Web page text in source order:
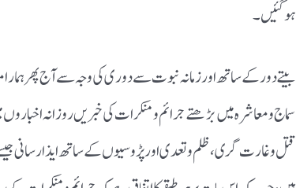
ہوگئیں۔
بیتے دور کے ساتھ اور زمانہ نبوت سے دوری کی وجہ سےآج پھر
سماج ومعاشرہ میں بڑھتے جرائم ومنکرات کی خبر یں روزانہ
قتل وغارت گری ،ظلم وتعدی اور پڑوسیوں کے ساتھ ایذارسانی